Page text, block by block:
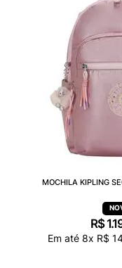
MOCHILA KIPLING
R$ 1.
Em até 8x R$